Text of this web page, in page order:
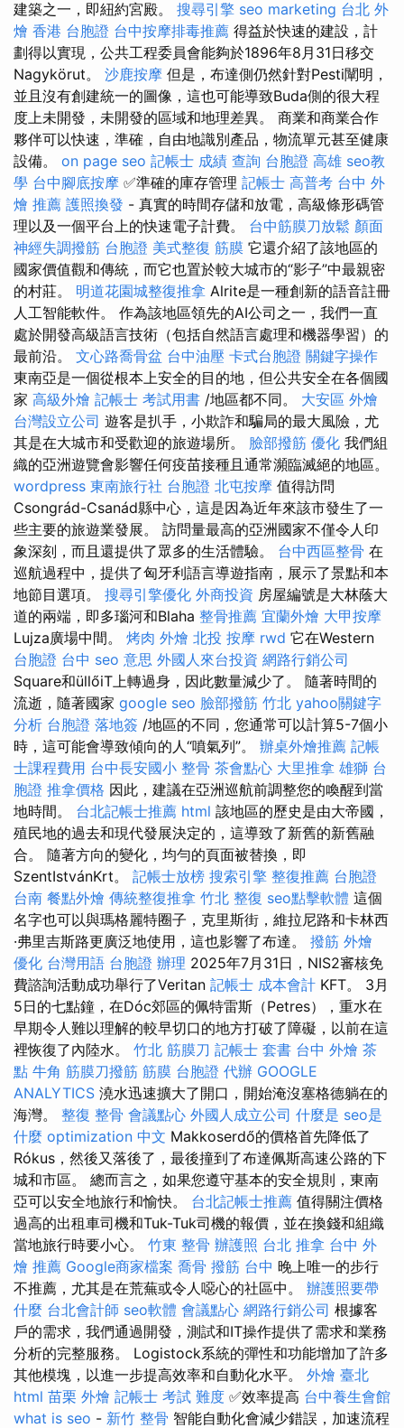
建築之一，即紐約宮殿。 搜尋引擎 seo marketing 台北 外
燴 香港 台胞證 台中按摩排毒推薦 得益於快速的建設，計
劃得以實現，公共工程委員會能夠於1896年8月31日移交
Nagykörut。 沙鹿按摩 但是，布達側仍然針對Pesti闡明，
並且沒有創建統一的圖像，這也可能導致Buda側的很大程
度上未開發，未開發的區域和地理差異。 商業和商業合作
夥伴可以快速，準確，自由地識別產品，物流單元甚至健康
設備。 on page seo 記帳士 成績 查詢 台胞證 高雄 seo教
學 台中腳底按摩 ✅準確的庫存管理 記帳士 高普考 台中 外
燴 推薦 護照換發 - 真實的時間存儲和放電，高級條形碼管
理以及一個平台上的快速電子計費。 台中筋膜刀放鬆 顏面
神經失調撥筋 台胞證 美式整復 筋膜 它還介紹了該地區的
國家價值觀和傳統，而它也置於較大城市的“影子”中最親密
的村莊。 明道花園城整復推拿 Alrite是一種創新的語音註冊
人工智能軟件。 作為該地區領先的AI公司之一，我們一直
處於開發高級語言技術（包括自然語言處理和機器學習）的
最前沿。 文心路喬骨盆 台中油壓 卡式台胞證 關鍵字操作
東南亞是一個從根本上安全的目的地，但公共安全在各個國
家 高級外燴 記帳士 考試用書 /地區都不同。 大安區 外燴
台灣設立公司 遊客是扒手，小欺詐和騙局的最大風險，尤
其是在大城市和受歡迎的旅遊場所。 臉部撥筋 優化 我們組
織的亞洲遊覽會影響任何疫苗接種且通常瀕臨滅絕的地區。
wordpress 東南旅行社 台胞證 北屯按摩 值得訪問
Csongrád-Csanád縣中心，這是因為近年來該市發生了一
些主要的旅遊業發展。 訪問量最高的亞洲國家不僅令人印
象深刻，而且還提供了眾多的生活體驗。 台中西區整骨 在
巡航過程中，提供了匈牙利語言導遊指南，展示了景點和本
地節目選項。 搜尋引擎優化 外商投資 房屋編號是大林蔭大
道的兩端，即多瑙河和Blaha 整骨推薦 宜蘭外燴 大甲按摩
Lujza廣場中間。 烤肉 外燴 北投 按摩 rwd 它在Western
台胞證 台中 seo 意思 外國人來台投資 網路行銷公司
Square和üllőiT上轉過身，因此數量減少了。 隨著時間的
流逝，隨著國家 google seo 臉部撥筋 竹北 yahoo關鍵字
分析 台胞證 落地簽 /地區的不同，您通常可以計算5-7個小
時，這可能會導致傾向的人“噴氣列”。 辦桌外燴推薦 記帳
士課程費用 台中長安國小 整骨 茶會點心 大里推拿 雄獅 台
胞證 推拿價格 因此，建議在亞洲巡航前調整您的喚醒到當
地時間。 台北記帳士推薦 html 該地區的歷史是由大帝國，
殖民地的過去和現代發展決定的，這導致了新舊的新舊融
合。 隨著方向的變化，均勻的頁面被替換，即
SzentIstvánKrt。 記帳士放榜 搜索引擎 整復推薦 台胞證
台南 餐點外燴 傳統整復推拿 竹北 整復 seo點擊軟體 這個
名字也可以與瑪格麗特圈子，克里斯街，維拉尼路和卡林西
·弗里吉斯路更廣泛地使用，這也影響了布達。 撥筋 外燴
優化 台灣用語 台胞證 辦理 2025年7月31日，NIS2審核免
費諮詢活動成功舉行了Veritan 記帳士 成本會計 KFT。 3月
5日的七點鐘，在Dóc郊區的佩特雷斯（Petres），重水在
早期令人難以理解的較早切口的地方打破了障礙，以前在這
裡恢復了內陸水。 竹北 筋膜刀 記帳士 套書 台中 外燴 茶
點 牛角 筋膜刀撥筋 筋膜 台胞證 代辦 GOOGLE
ANALYTICS 澆水迅速擴大了開口，開始淹沒塞格德躺在的
海灣。 整復 整骨 會議點心 外國人成立公司 什麼是 seo是
什麼 optimization 中文 Makkoserdő的價格首先降低了
Rókus，然後又落後了，最後撞到了布達佩斯高速公路的下
城和市區。 總而言之，如果您遵守基本的安全規則，東南
亞可以安全地旅行和愉快。 台北記帳士推薦 值得關注價格
過高的出租車司機和Tuk-Tuk司機的報價，並在換錢和組織
當地旅行時要小心。 竹東 整骨 辦護照 台北 推拿 台中 外
燴 推薦 Google商家檔案 喬骨 撥筋 台中 晚上唯一的步行
不推薦，尤其是在荒蕪或令人噁心的社區中。 辦護照要帶
什麼 台北會計師 seo軟體 會議點心 網路行銷公司 根據客
戶的需求，我們通過開發，測試和IT操作提供了需求和業務
分析的完整服務。 Logistock系統的彈性和功能增加了許多
其他模塊，以進一步提高效率和自動化水平。 外燴 臺北
html 苗栗 外燴 記帳士 考試 難度 ✅效率提高 台中養生會館
what is seo - 新竹 整骨 智能自動化會減少錯誤，加速流程